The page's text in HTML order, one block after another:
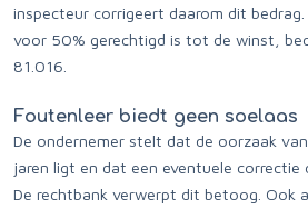
inspecteur corrigeert daarom dit
voor 50% gerechtigd is tot de winst,
81.016.
Foutenleer biedt geen soelaas
De ondernemer stelt dat de oorzaak
jaren ligt en dat een eventuele correctie
De rechtbank verwerpt dit betoog. Ook